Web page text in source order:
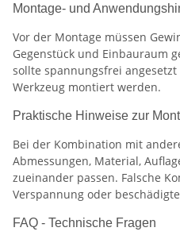
Montage- und
Vor der Montage müssen
Gegenstück und Einbauraum
sollte spannungsfrei
Werkzeug montiert werden.
Praktische Hinweise zur
Bei der Kombination mit
Abmessungen, Material,
zueinander passen. Falsche
Verspannung oder
FAQ - Technische Fragen